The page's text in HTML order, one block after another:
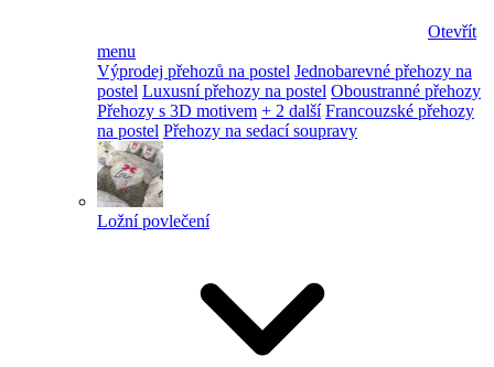
Otevřít
menu
Výprodej přehozů na postel Jednobarevné přehozy na
postel Luxusní přehozy na postel Oboustranné přehozy
Přehozy s 3D motivem + 2 další Francouzské přehozy
na postel Přehozy na sedací soupravy
Ložní povlečení